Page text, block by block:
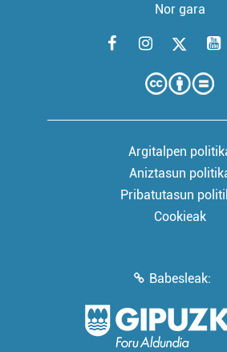
Nor gara
Argitalpen
Aniztasun
Pribatutasun
Cookieak
Babesleak: